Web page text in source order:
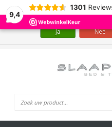
9,4
1301
Wij slaan cookies op om onze
Ja Nee